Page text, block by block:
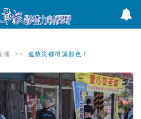
播 >> 連救災都得講顏色！